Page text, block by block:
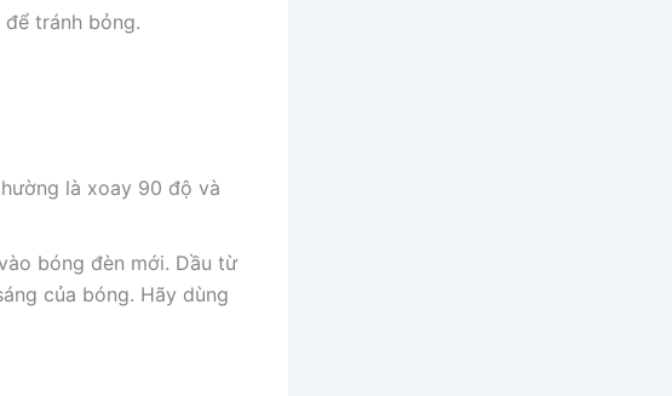
tránh bỏng.
là xoay 90 độ và
bóng đèn mới. Dầu từ
của bóng. Hãy dùng